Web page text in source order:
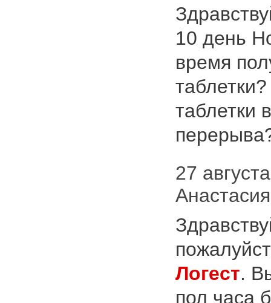
10 день
время
таблетки
27
Логест.
пол часа